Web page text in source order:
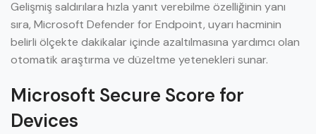
Gelişmiş saldırılara hızla yanıt verebilme özelliğinin yanı
sıra, Microsoft Defender for Endpoint, uyarı hacminin
belirli ölçekte dakikalar içinde azaltılmasına yardımcı olan
otomatik araştırma ve düzeltme yetenekleri sunar.
Microsoft Secure Score for
Devices